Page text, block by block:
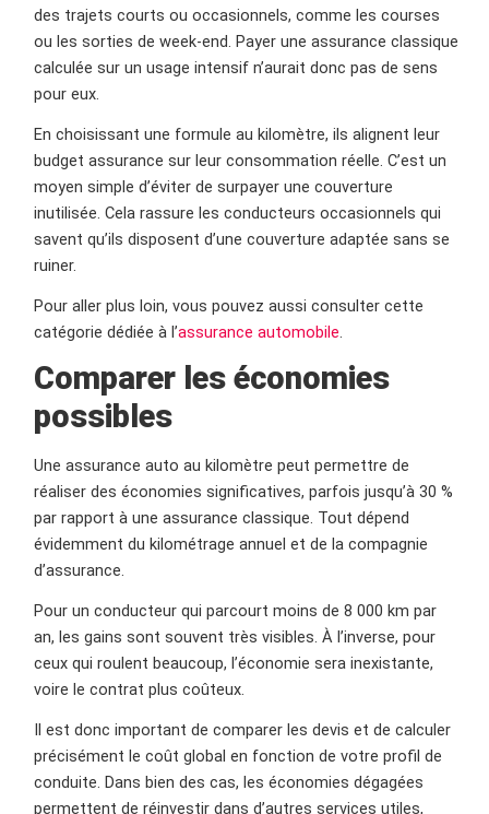
des trajets courts ou occasionnels, comme les courses
ou les sorties de week-end. Payer une assurance classique
calculée sur un usage intensif n’aurait donc pas de sens
pour eux.
En choisissant une formule au kilomètre, ils alignent leur
budget assurance sur leur consommation réelle. C’est un
moyen simple d’éviter de surpayer une couverture
inutilisée. Cela rassure les conducteurs occasionnels qui
savent qu’ils disposent d’une couverture adaptée sans se
ruiner.
Pour aller plus loin, vous pouvez aussi consulter cette
catégorie dédiée à l’assurance automobile.
Comparer les économies
possibles
Une assurance auto au kilomètre peut permettre de
réaliser des économies significatives, parfois jusqu’à 30 %
par rapport à une assurance classique. Tout dépend
évidemment du kilométrage annuel et de la compagnie
d’assurance.
Pour un conducteur qui parcourt moins de 8 000 km par
an, les gains sont souvent très visibles. À l’inverse, pour
ceux qui roulent beaucoup, l’économie sera inexistante,
voire le contrat plus coûteux.
Il est donc important de comparer les devis et de calculer
précisément le coût global en fonction de votre profil de
conduite. Dans bien des cas, les économies dégagées
permettent de réinvestir dans d’autres services utiles,